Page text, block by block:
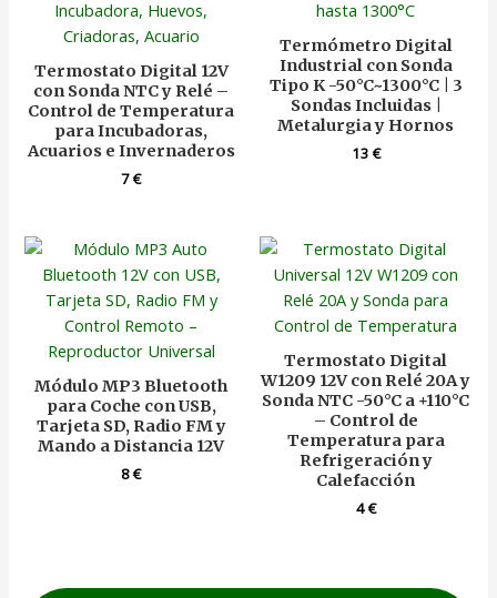
Termostato Digital 12V
con Sonda NTC y Relé –
Control de Temperatura
para Incubadoras,
Acuarios e Invernaderos
7€
Termómetro Digital
Industrial con Sonda
Tipo K -50°C~1300°C | 3
Sondas Incluidas |
Metalurgia y Hornos
13€
Módulo MP3 Bluetooth
para Coche con USB,
Tarjeta SD, Radio FM y
Mando a Distancia 12V
8€
Termostato Digital
W1209 12V con Relé 20A y
Sonda NTC -50°C a +110°C
– Control de
Temperatura para
Refrigeración y
Calefacción
4€